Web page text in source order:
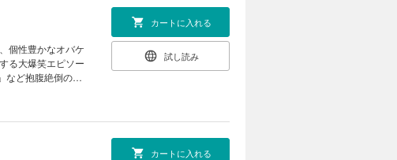
る大爆笑エピソー
など抱腹絶倒の傑
カートに入れる
試し読み
カートに入れる